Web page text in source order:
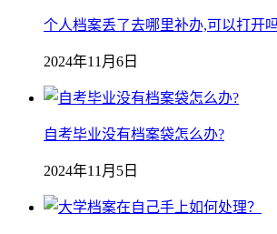
个人档案丢了去哪里补办,可以打开
2024年11月6日
自考毕业没有档案袋怎么办?
2024年11月5日